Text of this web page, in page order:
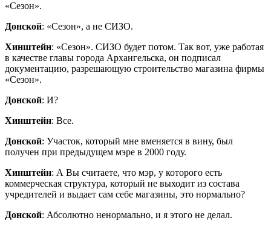
«Сезон».
Донской: «Сезон», а не СИЗО.
Хинштейн: «Сезон». СИЗО будет потом. Так вот, уже работая
в качестве главы города Архангельска, он подписал
документацию, разрешающую строительство магазина фирмы
«Сезон».
Донской: И?
Хинштейн: Все.
Донской: Участок, который мне вменяется в вину, был
получен при предыдущем мэре в 2000 году.
Хинштейн: А Вы считаете, что мэр, у которого есть
коммерческая структура, который не выходит из состава
учредителей и выдает сам себе магазины, это нормально?
Донской: Абсолютно ненормально, и я этого не делал.